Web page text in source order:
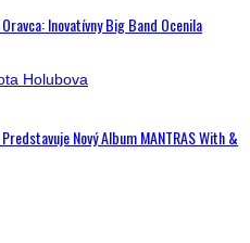
Inovatívny Big Band Ocenila
Nový Album MANTRAS With &